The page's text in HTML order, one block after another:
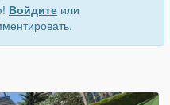
Войдите или